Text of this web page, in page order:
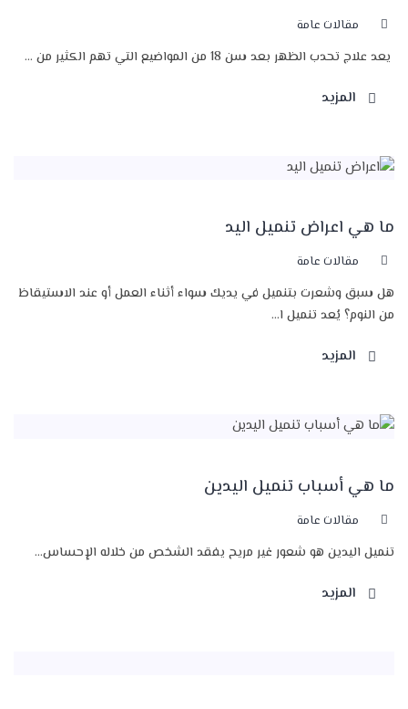
مقالات عامة
يعد علاج تحدب الظهر بعد سن 18 من المواضيع التي تهم الكثير من ...
المزيد
ما هي اعراض تنميل اليد
مقالات عامة
هل سبق وشعرت بتنميل في يديك سواء أثناء العمل أو عند الاستيقاظ
من النوم؟ يُعد تنميل ا...
المزيد
ما هي أسباب تنميل اليدين
مقالات عامة
تنميل اليدين هو شعور غير مريح يفقد الشخص من خلاله الإحساس...
المزيد